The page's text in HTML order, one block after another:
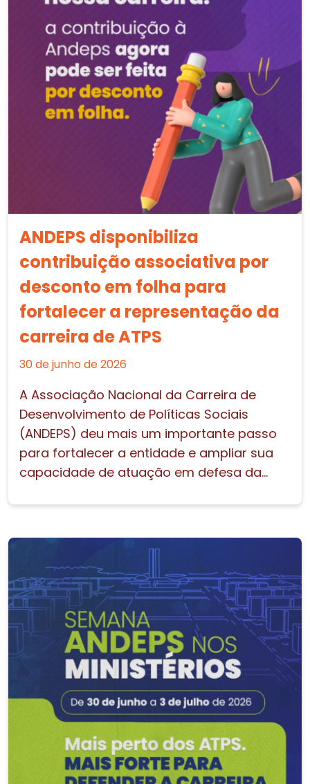
ANDEPS disponibiliza
contribuição associativa por
desconto em folha para
fortalecer a representação da
carreira de ATPS
30 de junho de 2026
A Associação Nacional da Carreira de
Desenvolvimento de Políticas Sociais
(ANDEPS) deu mais um importante passo
para fortalecer a entidade e ampliar sua
capacidade de atuação em defesa da...